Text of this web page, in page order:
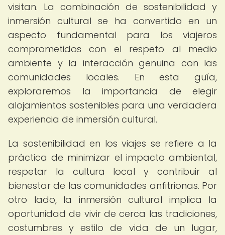
visitan. La combinación de sostenibilidad y
inmersión cultural se ha convertido en un
aspecto fundamental para los viajeros
comprometidos con el respeto al medio
ambiente y la interacción genuina con las
comunidades locales. En esta guía,
exploraremos la importancia de elegir
alojamientos sostenibles para una verdadera
experiencia de inmersión cultural.
La sostenibilidad en los viajes se refiere a la
práctica de minimizar el impacto ambiental,
respetar la cultura local y contribuir al
bienestar de las comunidades anfitrionas. Por
otro lado, la inmersión cultural implica la
oportunidad de vivir de cerca las tradiciones,
costumbres y estilo de vida de un lugar,